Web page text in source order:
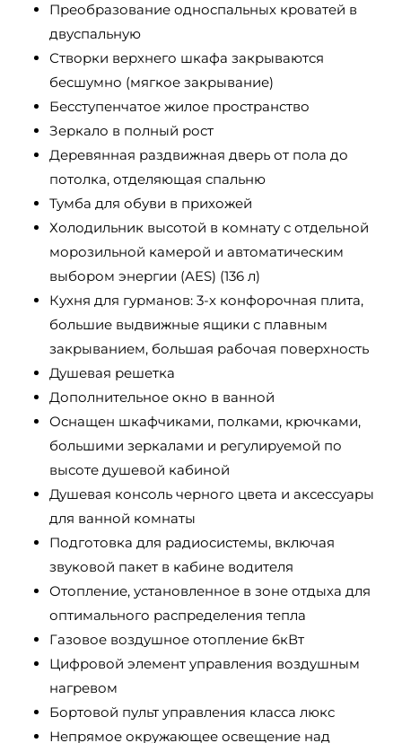
Преобразование односпальных кроватей в
двуспальную
Створки верхнего шкафа закрываются
бесшумно (мягкое закрывание)
Бесступенчатое жилое пространство
Зеркало в полный рост
Деревянная раздвижная дверь от пола до
потолка, отделяющая спальню
Тумба для обуви в прихожей
Холодильник высотой в комнату с отдельной
морозильной камерой и автоматическим
выбором энергии (AES) (136 л)
Кухня для гурманов: 3-х конфорочная плита,
большие выдвижные ящики с плавным
закрыванием, большая рабочая поверхность
Душевая решетка
Дополнительное окно в ванной
Оснащен шкафчиками, полками, крючками,
большими зеркалами и регулируемой по
высоте душевой кабиной
Душевая консоль черного цвета и аксессуары
для ванной комнаты
Подготовка для радиосистемы, включая
звуковой пакет в кабине водителя
Отопление, установленное в зоне отдыха для
оптимального распределения тепла
Газовое воздушное отопление 6кВт
Цифровой элемент управления воздушным
нагревом
Бортовой пульт управления класса люкс
Непрямое окружающее освещение над